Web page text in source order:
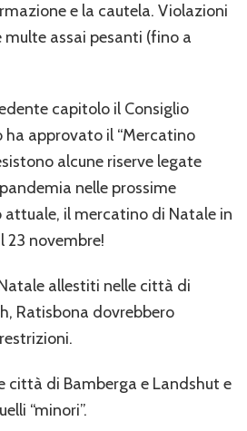
e la cautela. Violazioni
assai pesanti (fino a
capitolo il Consiglio
approvato il “Mercatino
alcune riserve legate
nelle prossime
il mercatino di Natale in
23 novembre!
allestiti nelle città di
Ratisbona dovrebbero
città di Bamberga e Landshut e
“minori”.